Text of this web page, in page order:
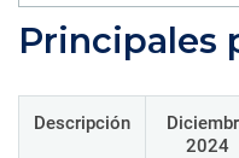
Principales
Descripción
2024